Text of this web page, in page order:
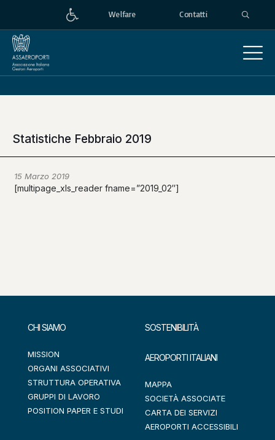
Welfare Contatti
Statistiche Febbraio 2019
15 Marzo 2019
[multipage_xls_reader fname=”2019_02″]
CHI SIAMO
MISSION
ORGANI ASSOCIATIVI
STRUTTURA OPERATIVA
GRUPPI DI LAVORO
POSITION PAPER E STUDI
SOSTENIBILITÀ
AEROPORTI ITALIANI
MAPPA
SOCIETÀ ASSOCIATE
CARTA DEI SERVIZI
AEROPORTI ACCESSIBILI